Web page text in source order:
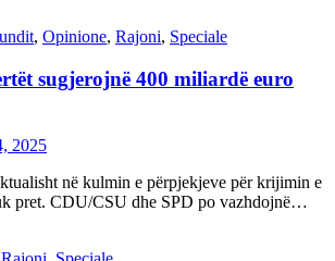
, Opinione, Rajoni, Speciale
sugjerojnë 400 miliardë euro
2025
në kulmin e përpjekjeve për krijimin e
pret. CDU/CSU dhe SPD po vazhdojnë…